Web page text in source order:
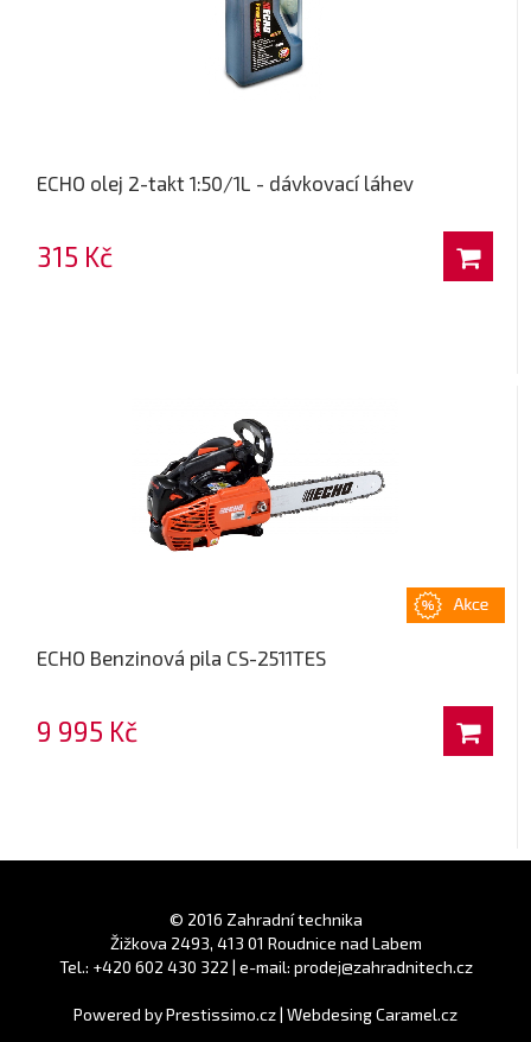
ECHO olej 2-takt 1:50/1L - dávkovací láhev
315 Kč
ECHO Benzinová pila CS-2511TES
9 995 Kč
© 2016 Zahradní technika
Žižkova 2493, 413 01 Roudnice nad Labem
Tel.: +420 602 430 322 | e-mail: prodej@zahradnitech.cz
Powered byPrestissimo.cz| Webdesing Caramel.cz